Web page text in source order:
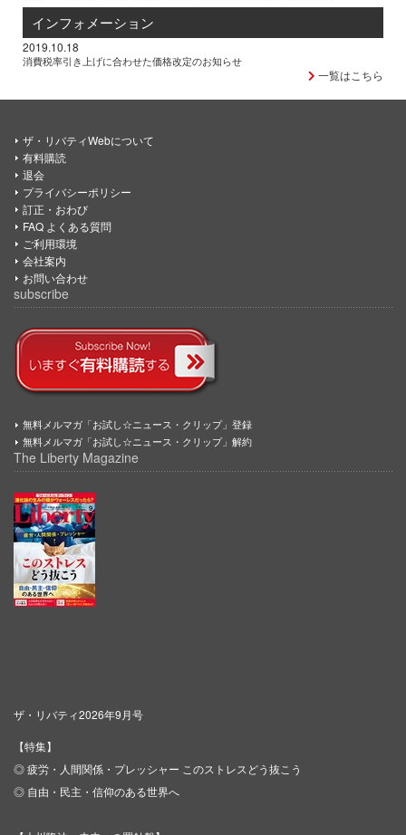
インフォメーション
2019.10.18
消費税率引き上げに合わせた価格改定のお知らせ
一覧はこちら
ザ・リバティWebについて
有料購読
退会
プライバシーポリシー
訂正・おわび
FAQ よくある質問
ご利用環境
会社案内
お問い合わせ
subscribe
無料メルマガ「お試し☆ニュース・クリップ」登録
無料メルマガ「お試し☆ニュース・クリップ」解約
The Liberty Magazine
ザ・リバティ2026年9月号
【特集】
◎ 疲労・人間関係・プレッシャー このストレスどう抜こう
◎ 自由・民主・信仰のある世界へ